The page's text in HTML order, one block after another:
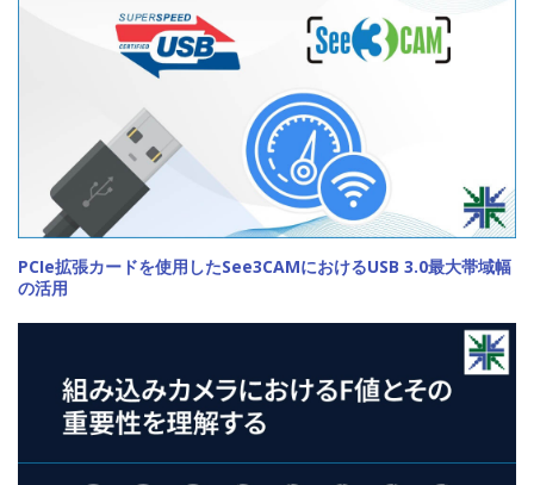
PCIe拡張カードを使用したSee3CAMにおけるUSB 3.0最大帯域幅
の活用